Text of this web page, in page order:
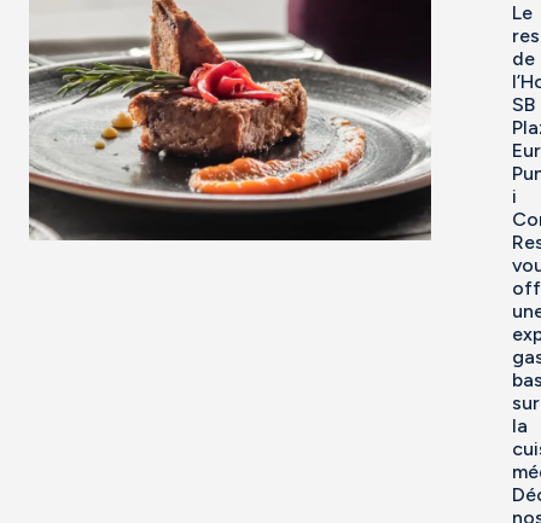
Le
de
SB
i
sur
la